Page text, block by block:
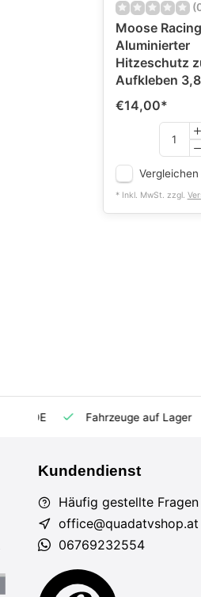
Moose Racing
Aluminierter
Hitzeschutz
Aufkleben
€14,00*
Vergleichen
* Inkl. MwSt. zzgl.
Fahrzeuge auf Lager
Kundendienst
Häufig gestellte Fragen
office@quadatvshop.at
06769232554